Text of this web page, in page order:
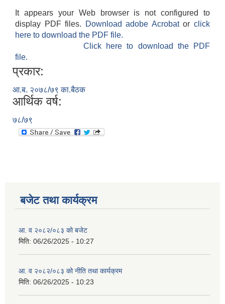
It appears your Web browser is not configured to
display PDF files.
Download adobe Acrobatorclick
here to download the PDF file.
Click here to download the PDF
file.
प्रकार:
आ.ब. २०७८/७९ का.बैठक
आर्थिक वर्ष:
७८/७९
बजेट तथा कार्यक्रम
आ. व २०८२/०८३ को बजेट
मिति: 06/26/2025 - 10:27
आ. व २०८२/०८३ को नीति तथा कार्यक्रम
मिति: 06/26/2025 - 10:23